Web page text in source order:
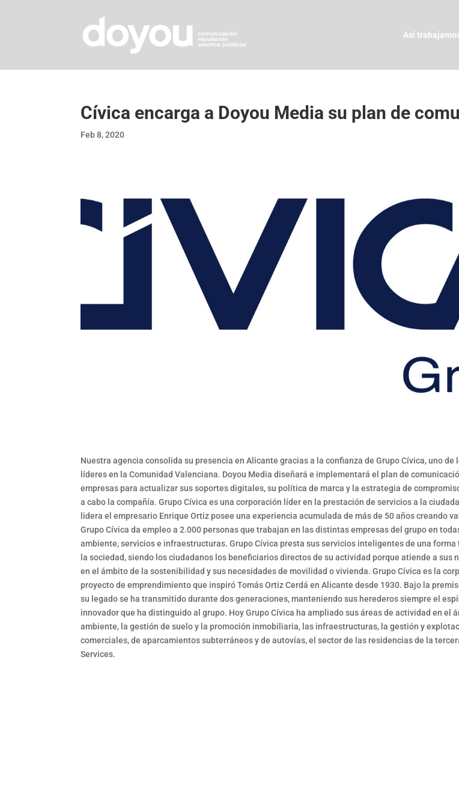
Así
Cívica encarga a Doyou Media su plan de
Feb 8, 2020
Nuestra agencia consolida su presencia en Alicante gracias a la confianza de Grupo Cívica, uno
líderes en la Comunidad Valenciana. Doyou Media diseñará e implementará el plan de
empresas para actualizar sus soportes digitales, su política de marca y la estrategia de
a cabo la compañía. Grupo Cívica es una corporación líder en la prestación de servicios a la
lidera el empresario Enrique Ortiz posee una experiencia acumulada de más de 50 años creando
Grupo Cívica da empleo a 2.000 personas que trabajan en las distintas empresas del grupo en
ambiente, servicios e infraestructuras. Grupo Cívica presta sus servicios inteligentes de una
la sociedad, siendo los ciudadanos los beneficiarios directos de su actividad porque atiende a sus
en el ámbito de la sostenibilidad y sus necesidades de movilidad o vivienda. Grupo Cívica es la
proyecto de emprendimiento que inspiró Tomás Ortiz Cerdá en Alicante desde 1930. Bajo la
su legado se ha transmitido durante dos generaciones, manteniendo sus herederos siempre el
innovador que ha distinguido al grupo. Hoy Grupo Cívica ha ampliado sus áreas de actividad en el
ambiente, la gestión de suelo y la promoción inmobiliaria, las infraestructuras, la gestión y
comerciales, de aparcamientos subterráneos y de autovías, el sector de las residencias de la
Services.